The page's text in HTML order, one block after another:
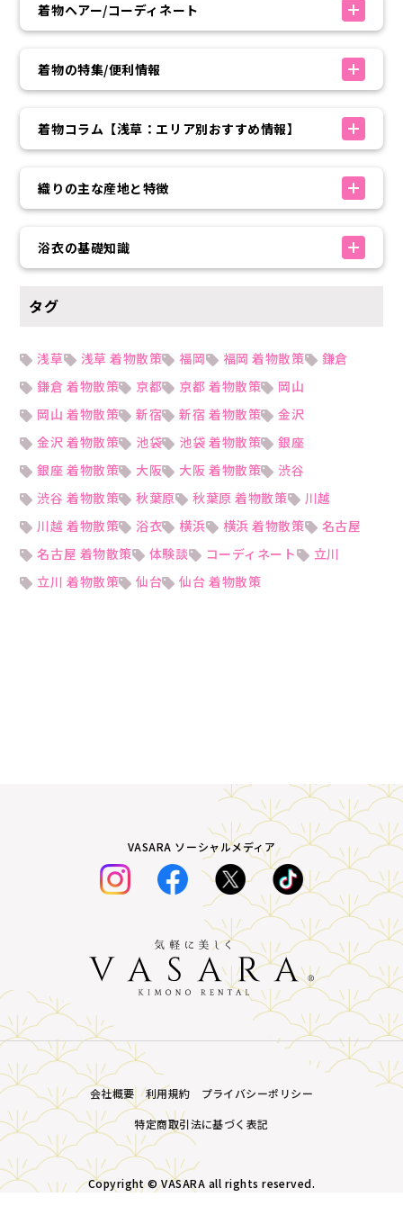
着物ヘアー/コーディネート
着物の特集/便利情報
着物コラム【浅草：エリア別おすすめ情報】
織りの主な産地と特徴
浴衣の基礎知識
タグ
浅草 浅草 着物散策 福岡 福岡 着物散策
鎌倉
鎌倉 着物散策
京都 京都 着物散策
岡山
岡山 着物散策
新宿 新宿 着物散策
金沢
金沢 着物散策
池袋 池袋 着物散策
銀座
銀座 着物散策
大阪 大阪 着物散策
渋谷
渋谷 着物散策
秋葉原 秋葉原 着物散策
川越
川越 着物散策
浴衣 横浜 横浜 着物散策
名古屋
名古屋 着物散策
体験談 コーディネート
立川
立川 着物散策
仙台 仙台 着物散策
VASARA ソーシャルメディア
会社概要 利用規約
プライバシーポリシー
特定商取引法に基づく表記
Copyright © VASARA all rights reserved.